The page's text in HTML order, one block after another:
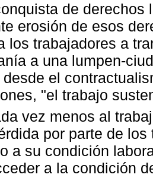
de
erosión de esos
los trabajadores a
a una lumpen-
desde el
"el trabajo
vez menos al
por parte de
a su condición
a la condición